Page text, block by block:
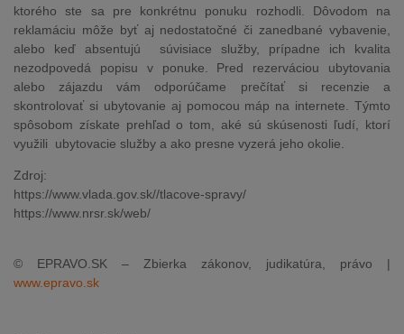
ktorého ste sa pre konkrétnu ponuku rozhodli. Dôvodom na
reklamáciu môže byť aj nedostatočné či zanedbané vybavenie,
alebo keď absentujú súvisiace služby, prípadne ich kvalita
nezodpovedá popisu v ponuke. Pred rezerváciou ubytovania
alebo zájazdu vám odporúčame prečítať si recenzie a
skontrolovať si ubytovanie aj pomocou máp na internete. Týmto
spôsobom získate prehľad o tom, aké sú skúsenosti ľudí, ktorí
využili ubytovacie služby a ako presne vyzerá jeho okolie.
Zdroj:
https://www.vlada.gov.sk//tlacove-spravy/
https://www.nrsr.sk/web/
© EPRAVO.SK – Zbierka zákonov, judikatúra, právo |
www.epravo.sk